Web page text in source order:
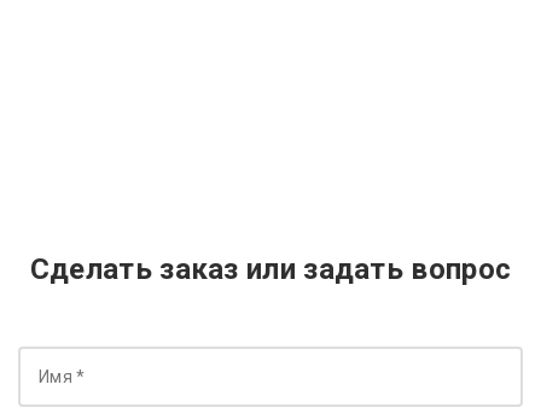
Сделать заказ или задать вопрос